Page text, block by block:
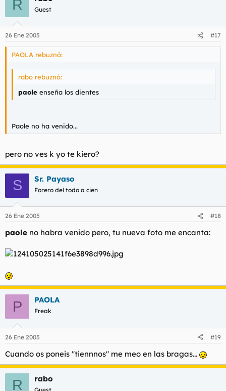
R Guest
26 Ene 2005 #17
PAOLA rebuznó:
rabo rebuznó:
paole enseña los dientes
Paole no ha venido...
pero no ves k yo te kiero?
S Sr. Payaso
Forero del todo a cien
26 Ene 2005 #18
paole no habra venido pero, tu nueva foto me encanta:
P PAOLA
Freak
26 Ene 2005 #19
Cuando os poneis "tiennnos" me meo en las bragas...
R rabo
Guest